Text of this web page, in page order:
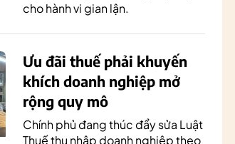
cho hành vi gian lận.
Ưu đãi thuế phải khuyến
khích doanh nghiệp mở
rộng quy mô
Chính phủ đang thúc đẩy sửa Luật
Thuế thu nhập doanh nghiệp theo